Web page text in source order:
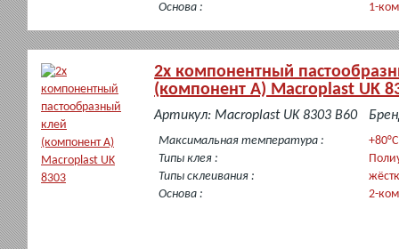
Основа :
1-
2х компонентный
(компонент А) Macroplast UK
в
Артикул: Macroplast UK 8303 B60
Максимальная температура :
+80°C
Типы клея :
Типы склеивания :
Основа :
2-